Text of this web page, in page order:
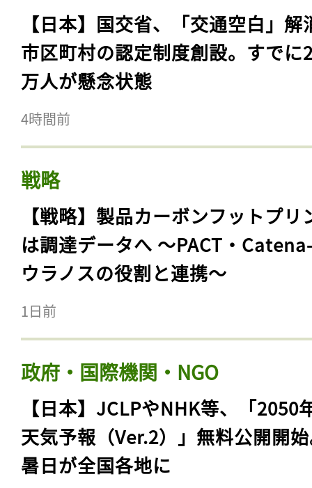
【日本】国交省、「交通空白」解
市区町村の認定制度創設。すでに
万人が懸念状態
4時間前
戦略
【戦略】製品カーボンフットプリ
は調達データへ 〜PACT・
ウラノスの役割と連携〜
1日前
政府・国際機関・NGO
【日本】JCLPやNHK等、「2050
天気予報（Ver.2）」無料公開開
暑日が全国各地に